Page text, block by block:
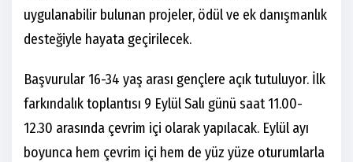
uygulanabilir bulunan projeler, ödül ve ek danışmanlık
desteğiyle hayata geçirilecek.
Başvurular 16-34 yaş arası gençlere açık tutuluyor. İlk
farkındalık toplantısı 9 Eylül Salı günü saat 11.00-
12.30 arasında çevrim içi olarak yapılacak. Eylül ayı
boyunca hem çevrim içi hem de yüz yüze oturumlarla